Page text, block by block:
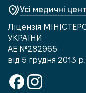
Усі медичні
Ліцензія
УКРАЇНИ
АЕ №282965
від 5 грудня 2013 р.